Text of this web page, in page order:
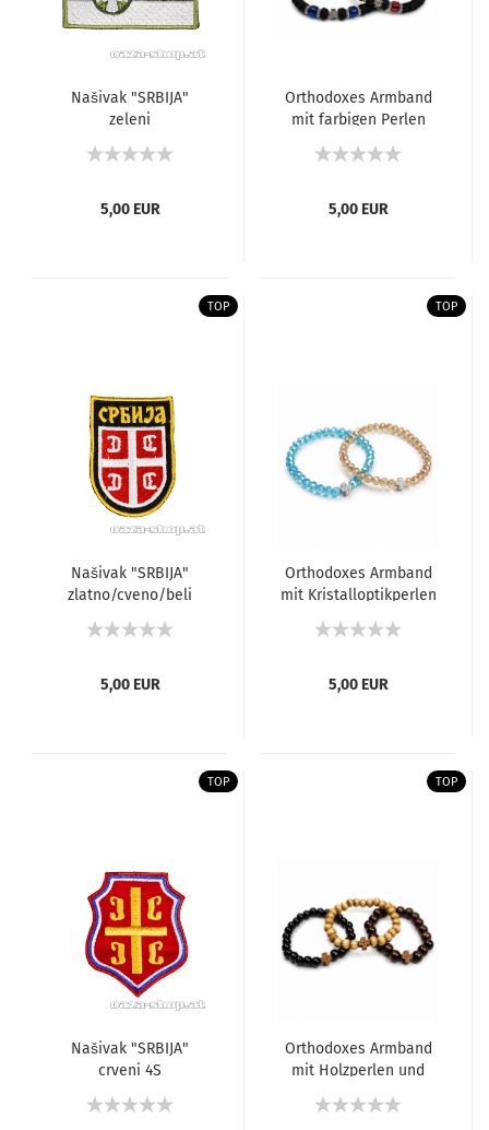
Našivak "SRBIJA"
zeleni
5,00 EUR
Orthodoxes Armband
mit farbigen Perlen
5,00 EUR
TOP
Našivak "SRBIJA"
zlatno/cveno/beli
5,00 EUR
TOP
Orthodoxes Armband
mit Kristalloptikperlen
5,00 EUR
TOP
Našivak "SRBIJA"
crveni 4S
TOP
Orthodoxes Armband
mit Holzperlen und